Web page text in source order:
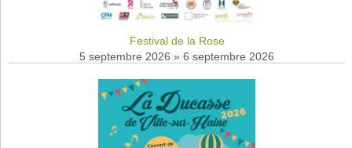
Festival de la Rose
5 septembre 2026 » 6 septembre 2026